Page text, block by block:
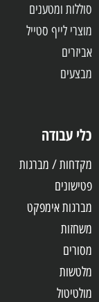
סוללות ומטענים
מוצרי לייף סטייל
אביזרים
מבצעים
כלי עבודה
מקדחות / מברגות
פטישונים
מברגות אימפקט
משחזות
מסורים
מלטשות
מולטיטול